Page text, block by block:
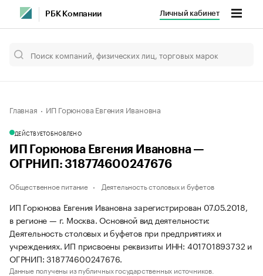
РБК Компании Личный кабинет
Главная ИП Горюнова Евгения Ивановна
ДЕЙСТВУЕТОБНОВЛЕНО
ИП Горюнова Евгения Ивановна —
ОГРНИП: 318774600247676
Общественное питание Деятельность столовых и буфетов
ИП Горюнова Евгения Ивановна зарегистрирован 07.05.2018,
в регионе — г. Москва. Основной вид деятельности:
Деятельность столовых и буфетов при предприятиях и
учреждениях. ИП присвоены реквизиты ИНН: 401701893732 и
ОГРНИП: 318774600247676.
Данные получены из публичных государственных источников.